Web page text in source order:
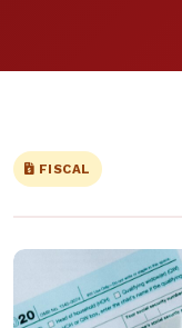
FISCAL